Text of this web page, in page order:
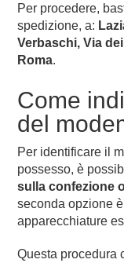
Per procedere,
spedizione, a:
Verbaschi, Via
Roma.
Come
del
Per identificare il
possesso, è
sulla confezione
seconda opzione
apparecchiature
Questa procedura